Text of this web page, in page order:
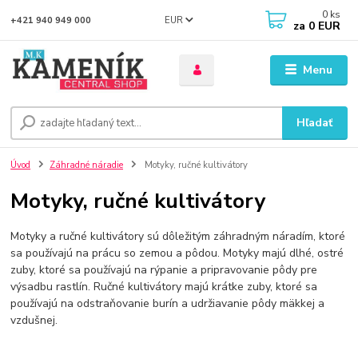
Menu
EUR
Hľadať
+421 940 949 000 0 ks
za 0 EUR
Úvod Záhradné náradie Motyky, ručné kultivátory
Motyky, ručné kultivátory
Motyky a ručné kultivátory sú dôležitým záhradným náradím, ktoré
sa používajú na prácu so zemou a pôdou. Motyky majú dlhé, ostré
zuby, ktoré sa používajú na rýpanie a pripravovanie pôdy pre
výsadbu rastlín. Ručné kultivátory majú krátke zuby, ktoré sa
používajú na odstraňovanie burín a udržiavanie pôdy mäkkej a
vzdušnej.